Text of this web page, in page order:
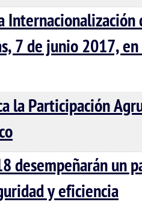
7 de junio 2017, en
la Participación
desempeñarán un
y eficiencia